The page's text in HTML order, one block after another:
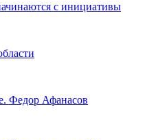
с инициативы
Федор Афанасов